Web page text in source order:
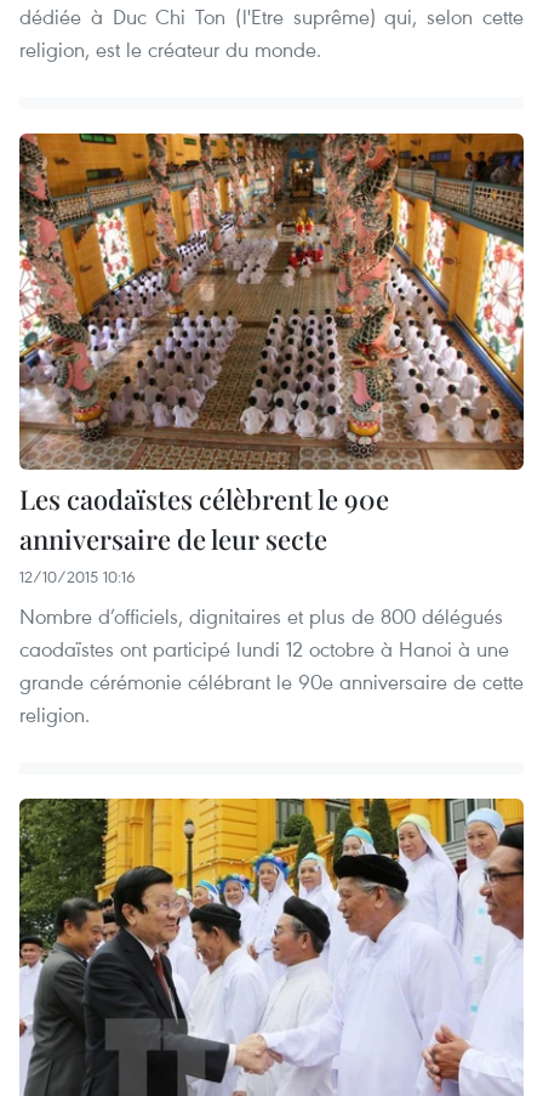
dédiée à Duc Chi Ton (l'Etre suprême) qui, selon cette
religion, est le créateur du monde.
Les caodaïstes célèbrent le 90e
anniversaire de leur secte
12/10/2015 10:16
Nombre d’officiels, dignitaires et plus de 800 délégués
caodaïstes ont participé lundi 12 octobre à Hanoi à une
grande cérémonie célébrant le 90e anniversaire de cette
religion.